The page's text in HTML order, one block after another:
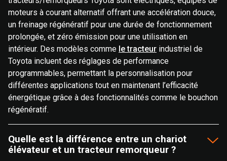
moteurs à courant alternatif offrant une accélération douce,
un freinage régénératif pour une durée de fonctionnement
prolongée, et zéro émission pour une utilisation en
intérieur. Des modèles comme le tracteur industriel de
Toyota incluent des réglages de performance
programmables, permettant la personnalisation pour
différentes applications tout en maintenant l’efficacité
énergétique grâce à des fonctionnalités comme le bouchon
régénératif.
Quelle est la différence entre un chariot
élévateur et un tracteur remorqueur ?